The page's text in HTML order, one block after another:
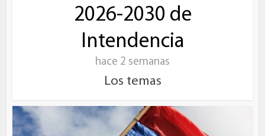
2026-2030 de
Intendencia
hace 2 semanas
Los temas